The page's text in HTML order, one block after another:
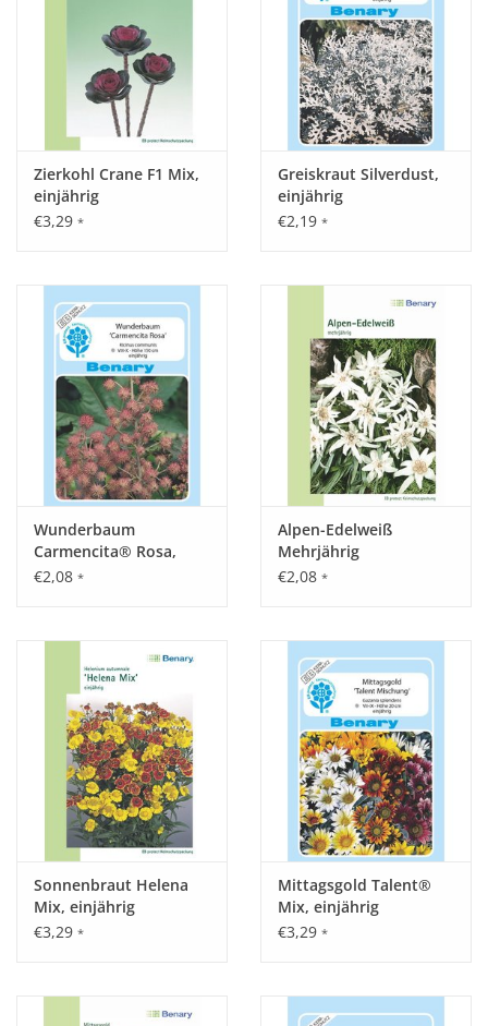
Zierkohl Crane F1 Mix,
einjährig
€3,29 *
Greiskraut Silverdust,
einjährig
€2,19 *
Wunderbaum
Carmencita® Rosa,
einjährig
€2,08 *
Alpen-Edelweiß
Mehrjährig
€2,08 *
Sonnenbraut Helena
Mix, einjährig
€3,29 *
Mittagsgold Talent®
Mix, einjährig
€3,29 *